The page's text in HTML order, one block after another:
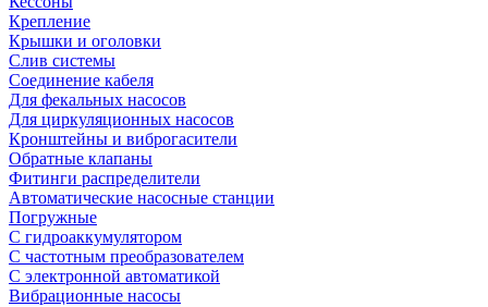
Крепление
Крышки и оголовки
Слив системы
Соединение кабеля
Для фекальных насосов
Для циркуляционных насосов
Кронштейны и виброгасители
Обратные клапаны
Фитинги распределители
Автоматические насосные станции
Погружные
С гидроаккумулятором
С частотным преобразователем
С электронной автоматикой
Вибрационные насосы